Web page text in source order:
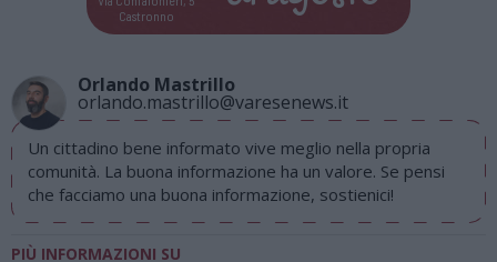
Castronno
Orlando Mastrillo
orlando.mastrillo@varesenews.it
Un cittadino bene informato vive meglio nella propria
comunità. La buona informazione ha un valore. Se pensi
che facciamo una buona informazione, sostienici!
PIÙ INFORMAZIONI SU